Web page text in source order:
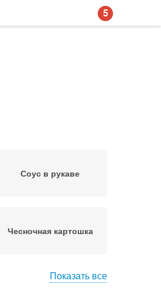
Соус в рукаве
Чесночная картошка
Показать все
5